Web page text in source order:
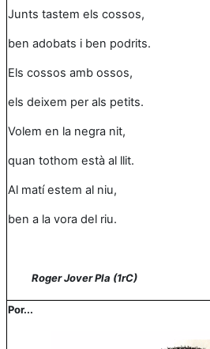
Junts tastem els cossos,
ben adobats i ben podrits.
Els cossos amb ossos,
els deixem per als petits.
Volem en la negra nit,
quan tothom està al llit.
Al matí estem al niu,
ben a la vora del riu.
Roger Jover Pla (1rC)
Por...